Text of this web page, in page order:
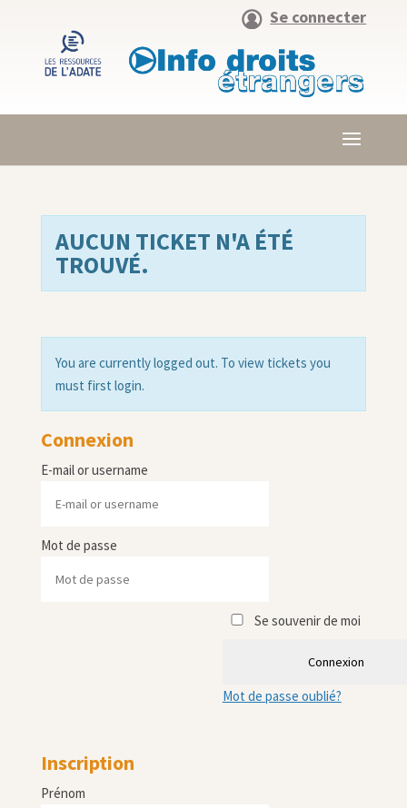
Se connecter
AUCUN TICKET N'A ÉTÉ
TROUVÉ.
You are currently logged out. To view tickets you
must first login.
Connexion
E-mail or username
Mot de passe
Se souvenir de moi
Connexion
Mot de passe oublié?
Inscription
Prénom